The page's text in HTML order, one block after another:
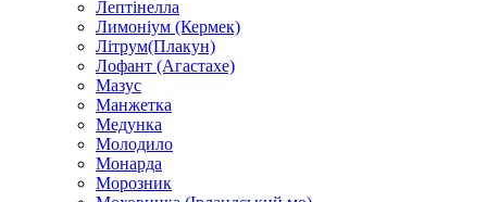
Лептінелла
Лимоніум (Кермек)
Літрум(Плакун)
Лофант (Агастахе)
Мазус
Манжетка
Медунка
Молодило
Монарда
Морозник